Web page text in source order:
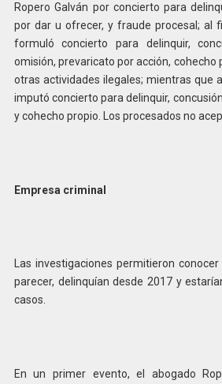
Ropero Galván por concierto para
por dar u ofrecer, y fraude procesal; al
formuló concierto para delinquir,
omisión, prevaricato por acción, cohecho
otras actividades ilegales; mientras que
imputó concierto para delinquir,
y cohecho propio. Los procesados no
Empresa criminal
Las investigaciones permitieron
parecer, delinquían desde 2017 y
casos.
En un primer evento, el abogado